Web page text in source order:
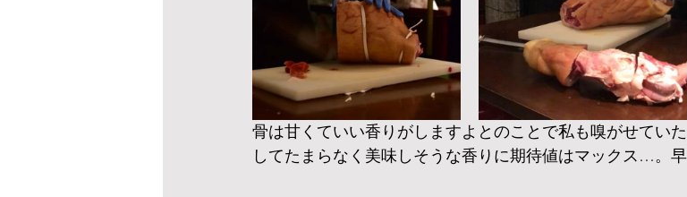
骨は甘くていい香りがしますよとのことで私も嗅がせてい
してたまらなく美味しそうな香りに期待値はマックス…。